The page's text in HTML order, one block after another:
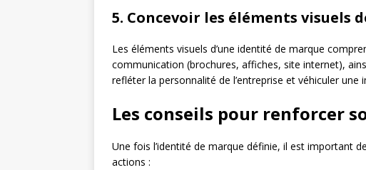
5. Concevoir les éléments visuels
Les éléments visuels d’une identité de marque
communication (brochures, affiches, site internet),
refléter la personnalité de l’entreprise et véhiculer une
Les conseils pour renforcer
Une fois l’identité de marque définie, il est important
actions :